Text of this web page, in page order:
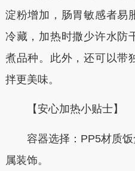
淀粉增加，肠胃敏感者易
冷藏，加热时撒少许水防
煮品种。此外，还可以带
拌更美味。
【安心加热小贴士】
容器选择：PP5材质饭
属装饰。